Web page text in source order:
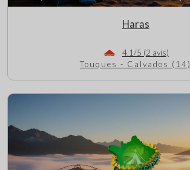
Haras
4.1/5 (2 avis)
Touques - Calvados (14)